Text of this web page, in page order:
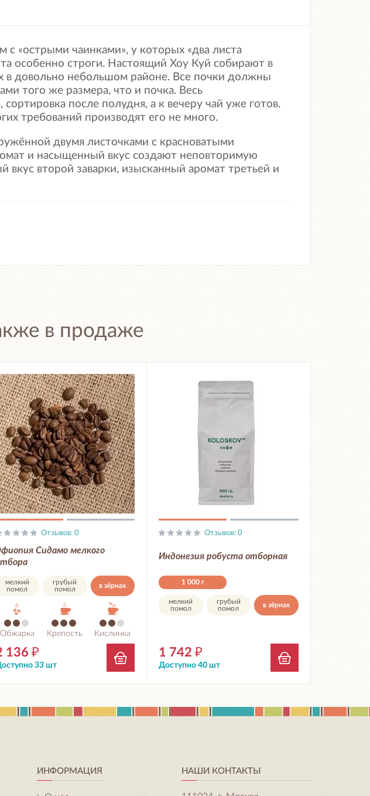
с «острыми чаинками», у которых «два листа
особенно строги. Настоящий Хоу Куй собирают в
в довольно небольшом районе. Все почки должны
того же размера, что и почка. Весь
после полудня, а к вечеру чай уже готов.
требований производят его не много.
двумя листочками с красноватыми
и насыщенный вкус создают неповторимую
второй заварки, изысканный аромат третьей и
в продаже
Отзывов: 0
Сидамо мелкого
мелкий
помол
грубый
помол
в зёрнах
Обжарка Крепость Кислинка
136 ₽
33 шт
Отзывов: 0
Индонезия робуста отборная
1 000 г
мелкий
помол
грубый
помол
в зёрнах
1 742 ₽
Доступно 40 шт
ИНФОРМАЦИЯ НАШИ КОНТАКТЫ